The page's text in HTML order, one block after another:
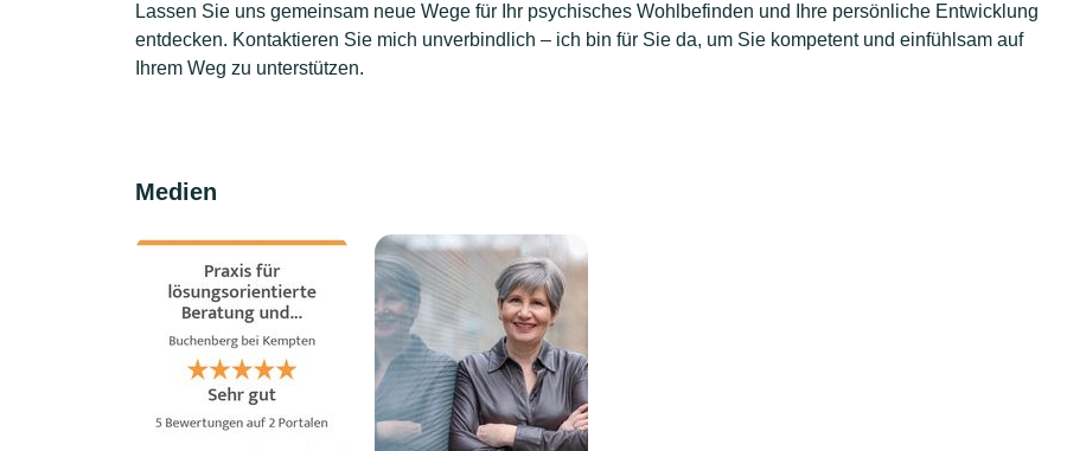
Lassen Sie uns gemeinsam neue Wege für Ihr psychisches Wohlbefinden und Ihre persönliche Entwicklung
entdecken. Kontaktieren Sie mich unverbindlich – ich bin für Sie da, um Sie kompetent und einfühlsam auf
Ihrem Weg zu unterstützen.
Medien